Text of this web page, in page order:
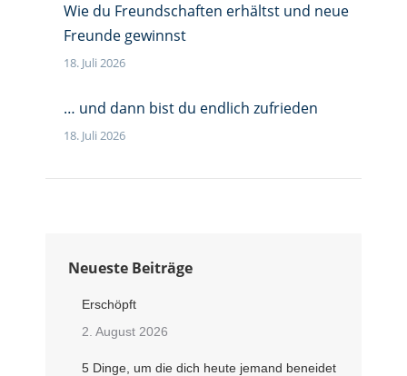
Wie du Freundschaften erhältst und neue
Freunde gewinnst
18. Juli 2026
… und dann bist du endlich zufrieden
18. Juli 2026
Neueste Beiträge
Erschöpft
2. August 2026
5 Dinge, um die dich heute jemand beneidet